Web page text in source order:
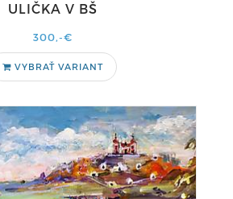
ULIČKA V BŠ
300,-€
VYBRAŤ VARIANT